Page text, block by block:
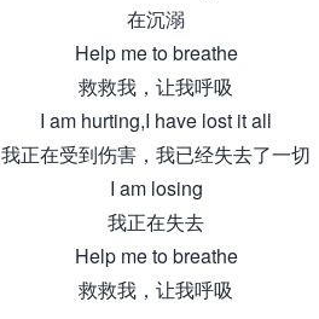
在沉溺
Help me to breathe
救救我，让我呼吸
I am hurting,I have lost it all
我正在受到伤害，我已经失去了一切
I am losing
我正在失去
Help me to breathe
救救我，让我呼吸